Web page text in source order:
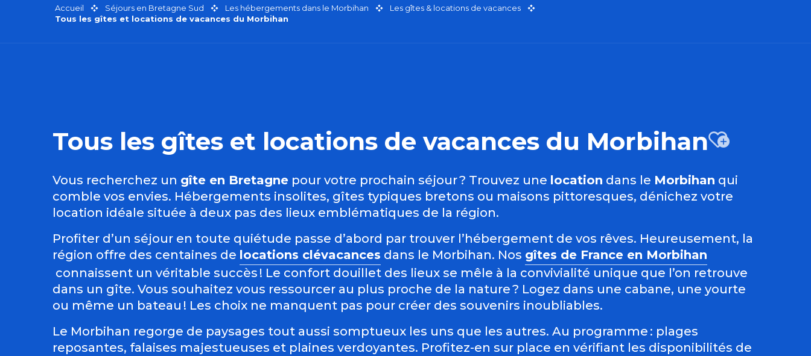
Accueil Séjours en Bretagne Sud Les hébergements dans le Morbihan
Les gîtes & locations de vacances
Tous les gîtes et locations de vacances du Morbihan
Tous les gîtes et locations de vacances du Morbihan
Vous recherchez un gîte en Bretagne pour votre prochain séjour ? Trouvez une location dans le Morbihan qui
comble vos envies. Hébergements insolites, gîtes typiques bretons ou maisons pittoresques, dénichez votre
location idéale située à deux pas des lieux emblématiques de la région.
Profiter d’un séjour en toute quiétude passe d’abord par trouver l’hébergement de vos rêves. Heureusement, la
région offre des centaines de locations clévacances dans le Morbihan. Nos gîtes de France en Morbihan
connaissent un véritable succès ! Le confort douillet des lieux se mêle à la convivialité unique que l’on retrouve
dans un gîte. Vous souhaitez vous ressourcer au plus proche de la nature ? Logez dans une cabane, une yourte
ou même un bateau ! Les choix ne manquent pas pour créer des souvenirs inoubliables.
Le Morbihan regorge de paysages tout aussi somptueux les uns que les autres. Au programme : plages
reposantes, falaises majestueuses et plaines verdoyantes. Profitez-en sur place en vérifiant les disponibilités de